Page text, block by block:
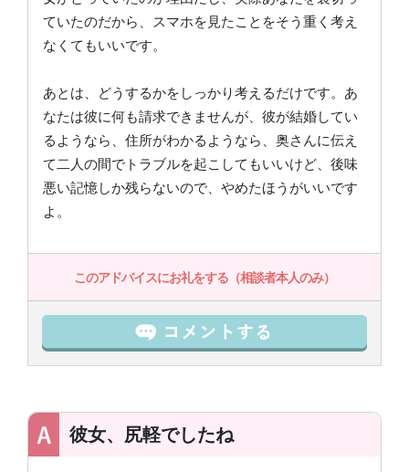
ていたのだから、スマホを見たことをそう重く考え
なくてもいいです。
あとは、どうするかをしっかり考えるだけです。あ
なたは彼に何も請求できませんが、彼が結婚してい
るようなら、住所がわかるようなら、奥さんに伝え
て二人の間でトラブルを起こしてもいいけど、後味
悪い記憶しか残らないので、やめたほうがいいです
よ。
このアドバイスにお礼をする（相談者本人のみ）
彼女、尻軽でしたね